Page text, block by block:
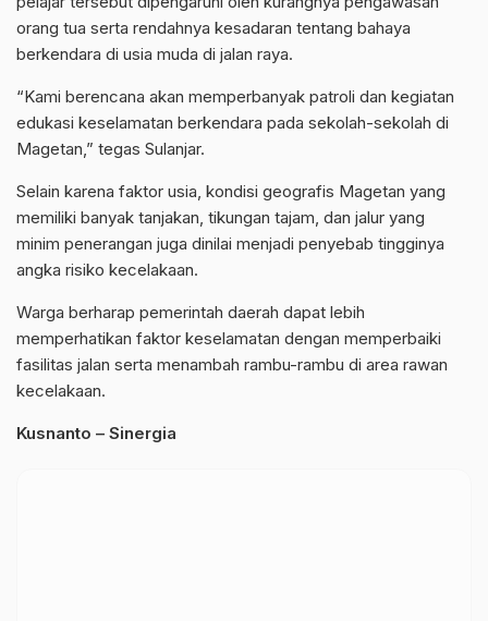
orang tua serta rendahnya kesadaran tentang bahaya
berkendara di usia muda di jalan raya.
“Kami berencana akan memperbanyak patroli dan kegiatan
edukasi keselamatan berkendara pada sekolah-sekolah di
Magetan,” tegas Sulanjar.
Selain karena faktor usia, kondisi geografis Magetan yang
memiliki banyak tanjakan, tikungan tajam, dan jalur yang
minim penerangan juga dinilai menjadi penyebab tingginya
angka risiko kecelakaan.
Warga berharap pemerintah daerah dapat lebih
memperhatikan faktor keselamatan dengan memperbaiki
fasilitas jalan serta menambah rambu-rambu di area rawan
kecelakaan.
Kusnanto – Sinergia